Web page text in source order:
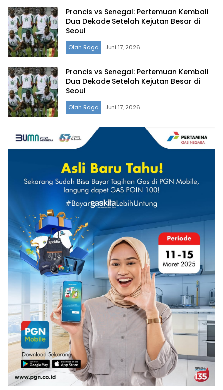
Prancis vs Senegal: Pertemuan Kembali
Dua Dekade Setelah Kejutan Besar di
Seoul
Olah Raga Juni 17, 2026
Prancis vs Senegal: Pertemuan Kembali
Dua Dekade Setelah Kejutan Besar di
Seoul
Olah Raga Juni 17, 2026